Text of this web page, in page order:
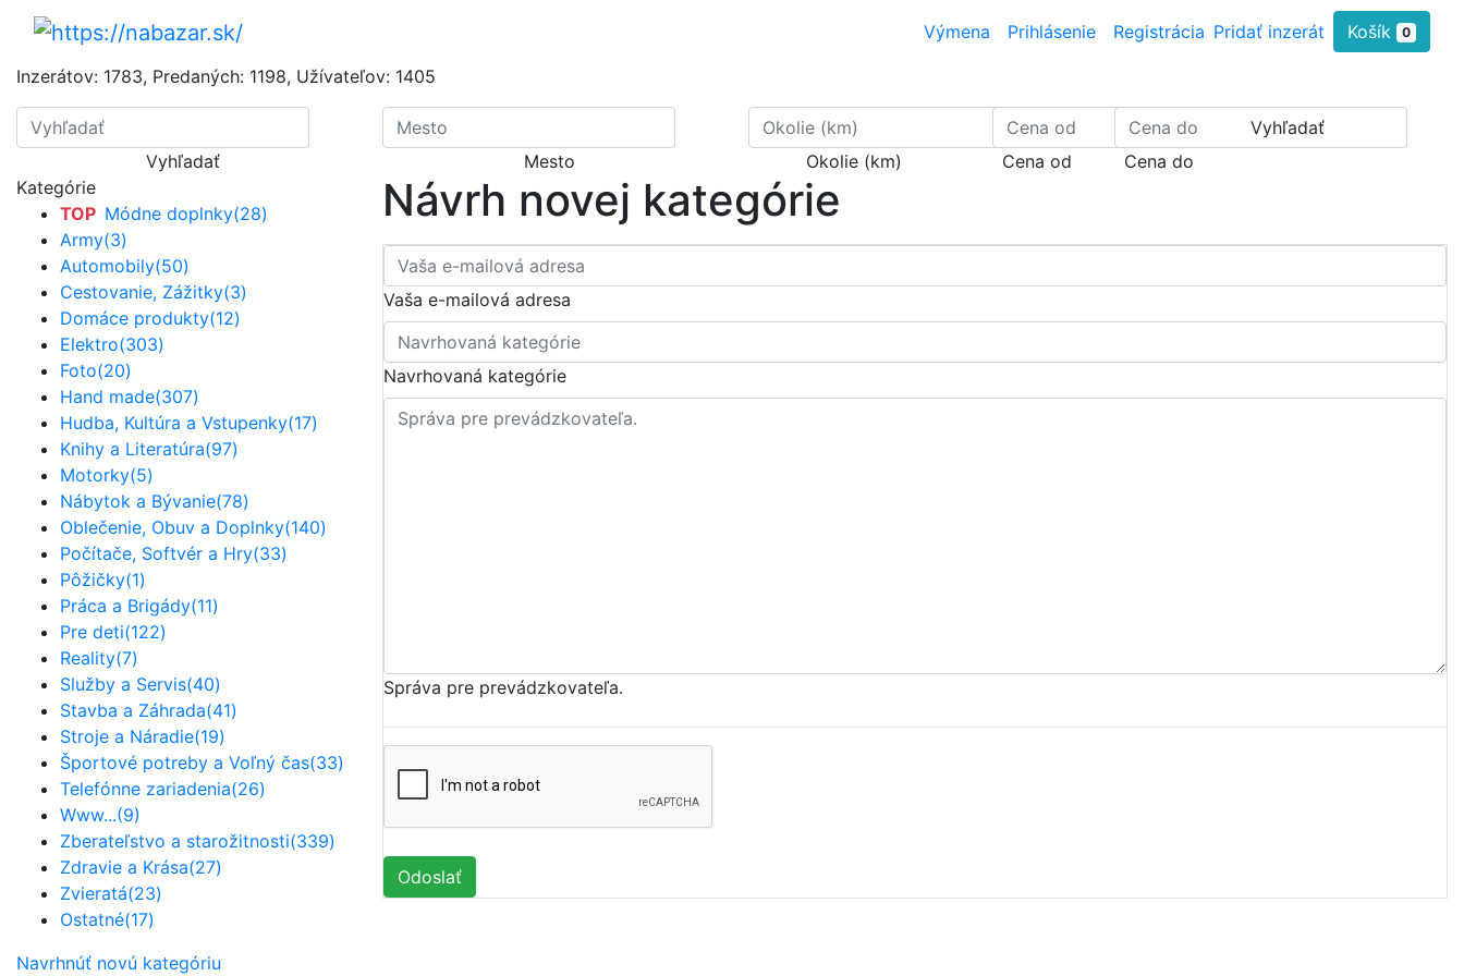
Pridať inzerát Košík 0
Výmena Prihlásenie Registrácia
Inzerátov: 1783, Predaných: 1198, Užívateľov: 1405
Vyhľadať Mesto Okolie (km) Cena od Cena do
Vyhľadať
Kategórie
TOP Módne doplnky(28)
Army(3)
Automobily(50)
Cestovanie, Zážitky(3)
Domáce produkty(12)
Elektro(303)
Foto(20)
Hand made(307)
Hudba, Kultúra a Vstupenky(17)
Knihy a Literatúra(97)
Motorky(5)
Nábytok a Bývanie(78)
Oblečenie, Obuv a Doplnky(140)
Počítače, Softvér a Hry(33)
Pôžičky(1)
Práca a Brigády(11)
Pre deti(122)
Reality(7)
Služby a Servis(40)
Stavba a Záhrada(41)
Stroje a Náradie(19)
Športové potreby a Voľný čas(33)
Telefónne zariadenia(26)
Www...(9)
Zberateľstvo a starožitnosti(339)
Zdravie a Krása(27)
Zvieratá(23)
Ostatné(17)
Navrhnúť novú kategóriu
Návrh novej kategórie
Vaša e-mailová adresa
Navrhovaná kategórie
Správa pre prevádzkovateľa.
Odoslať